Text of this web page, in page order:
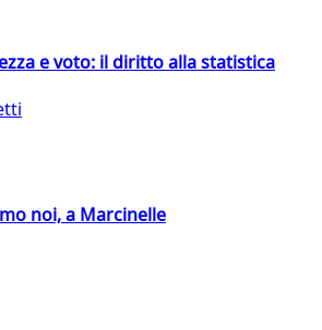
e voto: il diritto alla statistica
noi, a Marcinelle